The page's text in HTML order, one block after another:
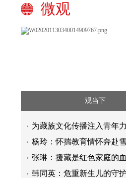
微观
观当下
为藏族文化传播注入青年
杨玲：怀揣教育情怀奔赴
张琳：援藏是红色家庭的
韩同英：危重新生儿的守